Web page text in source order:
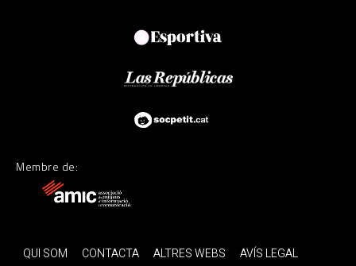
Membre de:
QUI SOM CONTACTA ALTRES WEBS AVÍS LEGAL